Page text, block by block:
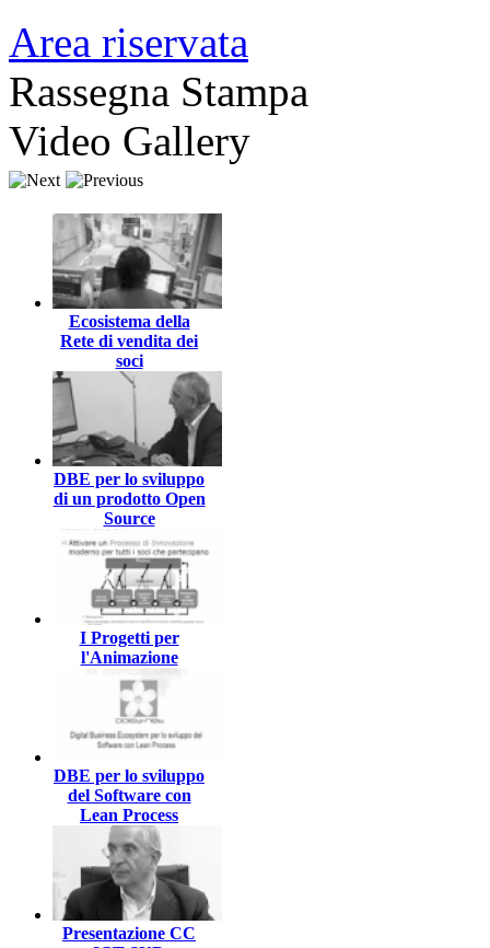
Area riservata
Rassegna Stampa
Video Gallery
Ecosistema della
Rete di vendita dei
soci
DBE per lo sviluppo
di un prodotto Open
Source
I Progetti per
l'Animazione
DBE per lo sviluppo
del Software con
Lean Process
Presentazione CC